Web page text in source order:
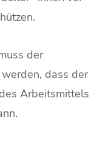
der
dass der
Arbeitsmittels